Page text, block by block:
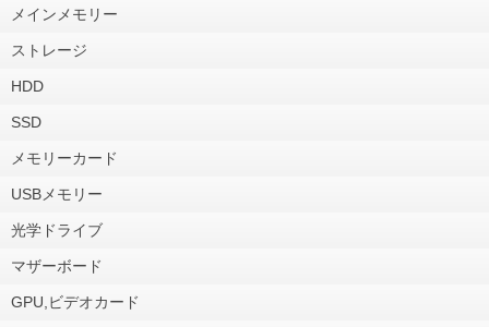
メインメモリー
ストレージ
HDD
SSD
メモリーカード
USBメモリー
光学ドライブ
マザーボード
GPU,ビデオカード